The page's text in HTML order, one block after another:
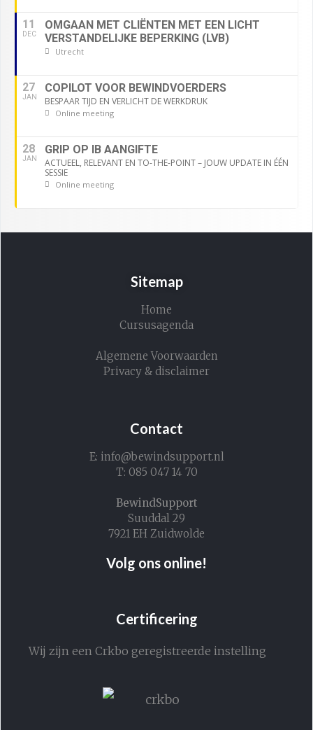
11
DEC
OMGAAN MET CLIËNTEN MET EEN LICHT
VERSTANDELIJKE BEPERKING (LVB)
Utrecht
27
JAN
COPILOT VOOR BEWINDVOERDERS
BESPAAR TIJD EN VERLICHT DE WERKDRUK
Online meeting
28
JAN
GRIP OP IB AANGIFTE
ACTUEEL, RELEVANT EN TO-THE-POINT – JOUW UPDATE IN ÉÉN
SESSIE
Online meeting
Sitemap
Home
Cursusagenda
Algemene Voorwaarden
Privacy & disclaimer
Contact
E: info@bewindsupport.nl
T: 085 047 14 70
BewindSupport
Suuddal 29
7921 EH Zuidwolde
Volg ons online!
Certificering
Wij zijn een Crkbo geregistreerde instelling